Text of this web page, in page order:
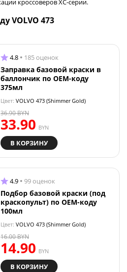
кроссоверов XC-серии.
VOLVO 473
4.8 185 оценок
Заправка базовой краски в
баллончик по OEM-коду
375мл
Цвет: VOLVO 473 (Shimmer Gold)
33.90 BYN
36.90BYN
В КОРЗИНУ
4.9 99 оценок
Подбор базовой краски (под
краскопульт) по OEM-коду
100мл
Цвет: VOLVO 473 (Shimmer Gold)
14.90 BYN
16.00BYN
В КОРЗИНУ